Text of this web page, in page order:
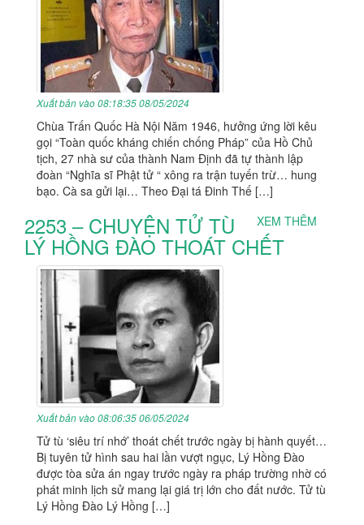
Xuất bản vào 08:18:35 08/05/2024
Chùa Trấn Quốc Hà Nội Năm 1946, hưởng ứng lời kêu
gọi “Toàn quốc kháng chiến chống Pháp” của Hồ Chủ
tịch, 27 nhà sư của thành Nam Định đã tự thành lập
đoàn “Nghĩa sĩ Phật tử “ xông ra trận tuyến trừ… hung
bạo. Cà sa gửi lại… Theo Đại tá Đinh Thế […]
XEM THÊM
2253 – CHUYỆN TỬ TÙ
LÝ HỒNG ĐÀO THOÁT CHẾT
Xuất bản vào 08:06:35 06/05/2024
Tử tù ‘siêu trí nhớ’ thoát chết trước ngày bị hành quyết…
Bị tuyên tử hình sau hai lần vượt ngục, Lý Hồng Đào
được tòa sửa án ngay trước ngày ra pháp trường nhờ có
phát minh lịch sử mang lại giá trị lớn cho đất nước. Tử tù
Lý Hồng Đào Lý Hồng […]